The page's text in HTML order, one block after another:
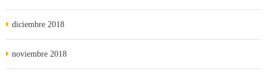
diciembre 2018
noviembre 2018